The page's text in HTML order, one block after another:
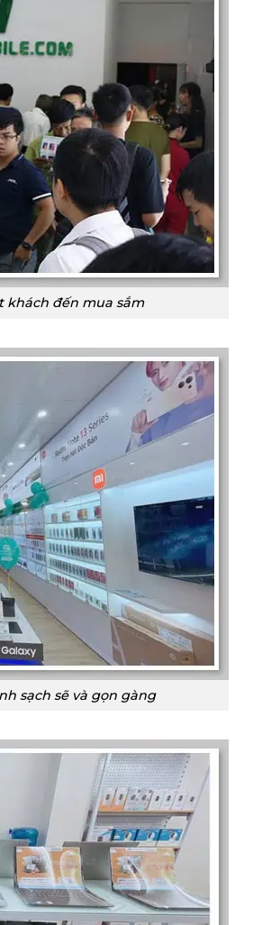
khách đến mua sắm
sạch sẽ và gọn gàng